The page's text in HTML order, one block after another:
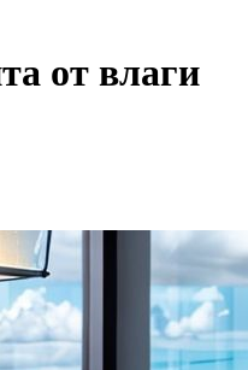
от влаги